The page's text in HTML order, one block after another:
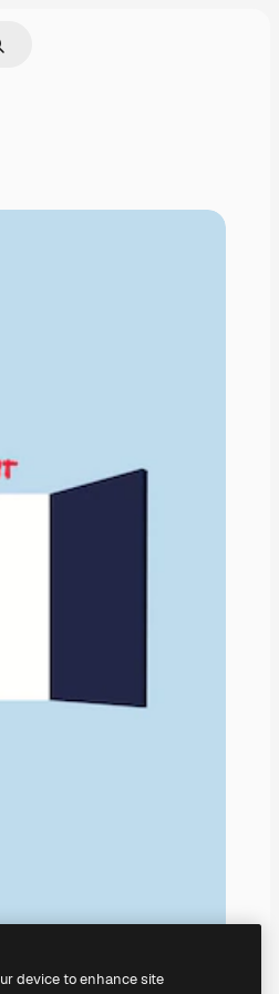
podle obrázku
device to enhance site